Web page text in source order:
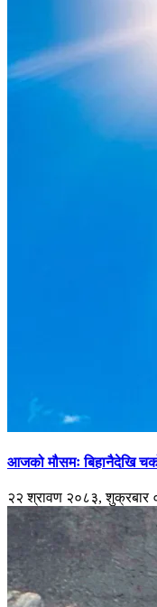
आजको मौसमः बिहानैदेखि
२२ श्रावण २०८३, शुक्रबार